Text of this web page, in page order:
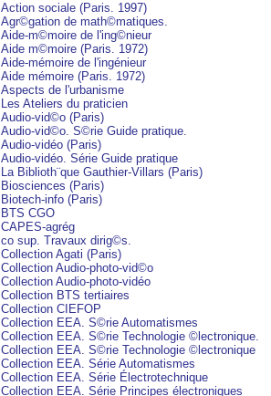
Action sociale (Paris. 1997)
Agr©gation de math©matiques.
Aide-m©moire de l'ing©nieur
Aide m©moire (Paris. 1972)
Aide-mémoire de l'ingénieur
Aide mémoire (Paris. 1972)
Aspects de l'urbanisme
Les Ateliers du praticien
Audio-vid©o (Paris)
Audio-vid©o. S©rie Guide pratique.
Audio-vidéo (Paris)
Audio-vidéo. Série Guide pratique
La Biblioth¨que Gauthier-Villars (Paris)
Biosciences (Paris)
Biotech-info (Paris)
BTS CGO
CAPES-agrég
co sup. Travaux dirig©s.
Collection Agati (Paris)
Collection Audio-photo-vid©o
Collection Audio-photo-vidéo
Collection BTS tertiaires
Collection CIEFOP
Collection EEA. S©rie Automatismes
Collection EEA. S©rie Technologie ©lectronique.
Collection EEA. S©rie Technologie ©lectronique
Collection EEA. Série Automatismes
Collection EEA. Série Électrotechnique
Collection EEA. Série Principes électroniques